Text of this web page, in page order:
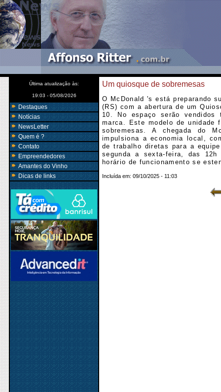
Última atualização às:
19:03 - 05/08/2026
Destaques
Notícias
NewsLetter
Quem é ?
Contato
Empreendedores
Amantes do Vinho
Dicas de links
Um quiosque de sobremesas
O McDonald 's está preparando
(RS) com a abertura de um
10. No espaço serão
marca. Este modelo de unidade
sobremesas. A chegada do
impulsiona a economia local,
de trabalho diretas para a
segunda a sexta-feira, das
horário de funcionamento se
Incluída em: 09/10/2025 - 11:03